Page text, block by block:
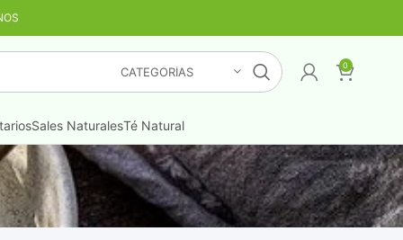
CATEGORÍAS 0
Sales NaturalesTé Natural